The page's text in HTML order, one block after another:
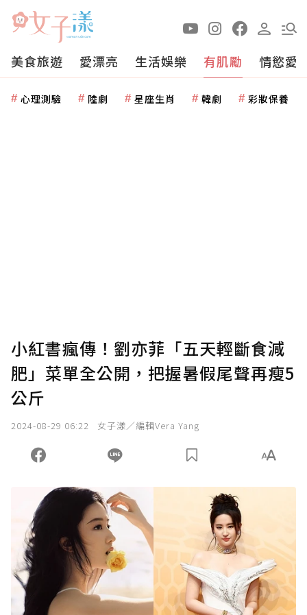
美食旅遊 愛漂亮 生活娛樂 有肌勵 情慾愛
心理測驗 陸劇 星座生肖 韓劇 彩妝保養
小紅書瘋傳！劉亦菲「五天輕斷食減
肥」菜單全公開，把握暑假尾聲再瘦5
公斤
2024-08-29 06:22 女子漾／編輯Vera Yang